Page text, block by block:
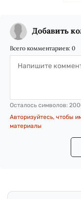
Добавить
Всего комментариев: 0
Осталось символов:
Авторизуйтесь, чтобы
материалы